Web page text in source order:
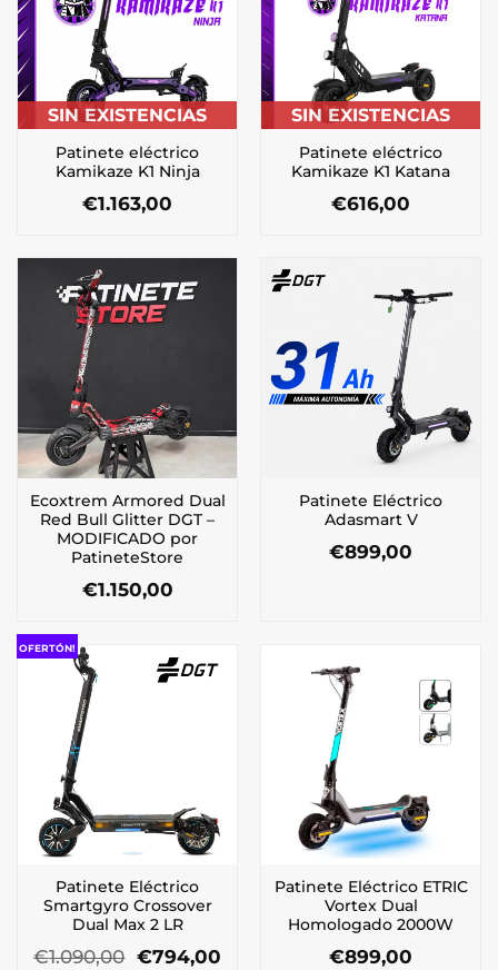
SIN EXISTENCIAS
Patinete eléctrico
Kamikaze K1 Ninja
€1.163,00
SIN EXISTENCIAS
Patinete eléctrico
Kamikaze K1 Katana
€616,00
Ecoxtrem Armored Dual
Red Bull Glitter DGT –
MODIFICADO por
PatineteStore
€1.150,00
Patinete Eléctrico
Adasmart V
€899,00
OFERTÓN!
Patinete Eléctrico
Smartgyro Crossover
Dual Max 2 LR
€1.090,00 El
€794,00El
Patinete Eléctrico ETRIC
Vortex Dual
Homologado 2000W
€899,00